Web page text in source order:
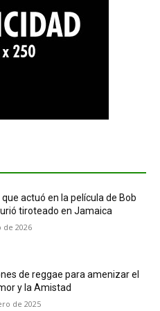
actuó en la película de Bob
tiroteado en Jamaica
de 2026
de reggae para amenizar el
y la Amistad
de 2025